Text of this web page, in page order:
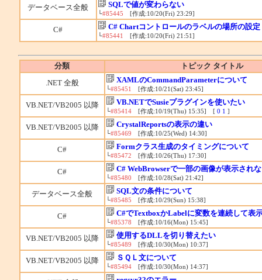
データベース全般 SQLで値が変わらない
└#85445 [作成:10/20(Fri) 23:29]
C# C# Chartコントロールのラベルの場所の設定
└#85441 [作成:10/20(Fri) 21:51]
分類 トピック タイトル
.NET 全般 XAMLのCommandParameterについて
└#85451 [作成:10/21(Sat) 23:45]
VB.NET/VB2005 以降 VB.NETでSusieプラグインを使いたい
└#85414[作成:10/19(Thu) 15:35] [ 0 1 ]
VB.NET/VB2005 以降 CrystalReportsの表示の違い
└#85469 [作成:10/25(Wed) 14:30]
C# Formクラス生成のタイミングについて
└#85472 [作成:10/26(Thu) 17:30]
C# C# WebBrowserで一部の画像が表示され
└#85480 [作成:10/28(Sat) 21:42]
データベース全般 SQL文の条件について
└#85485 [作成:10/29(Sun) 15:38]
C# C#でTextboxかLabelに変数を連続して表
└#85378 [作成:10/16(Mon) 15:45]
VB.NET/VB2005 以降 使用するDLLを切り替えたい
└#85489 [作成:10/30(Mon) 10:37]
VB.NET/VB2005 以降 ＳＱＬ文について
└#85494[作成:10/30(Mon) 14:37]